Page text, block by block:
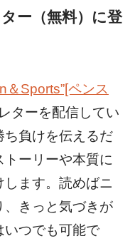
ー（無料）に登
＆Sports”[ペンス
ターを配信してい
ち負けを伝えるだ
ーリーや本質に
ます。読めばニ
、きっと気づきが
いつでも可能で